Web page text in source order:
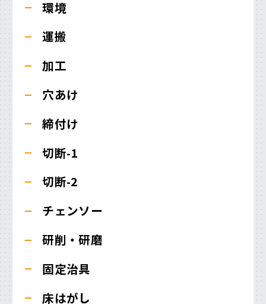
環境
運搬
加工
穴あけ
締付け
切断-1
切断-2
チェンソー
研削・研磨
固定治具
床はがし